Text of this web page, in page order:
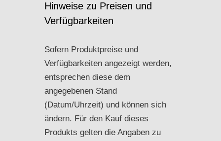
Hinweise zu Preisen und
Verfügbarkeiten
Sofern Produktpreise und
Verfügbarkeiten angezeigt werden,
entsprechen diese dem
angegebenen Stand
(Datum/Uhrzeit) und können sich
ändern. Für den Kauf dieses
Produkts gelten die Angaben zu